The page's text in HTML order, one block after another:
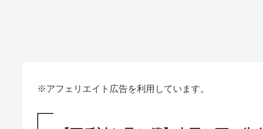
※アフェリエイト広告を利用しています。